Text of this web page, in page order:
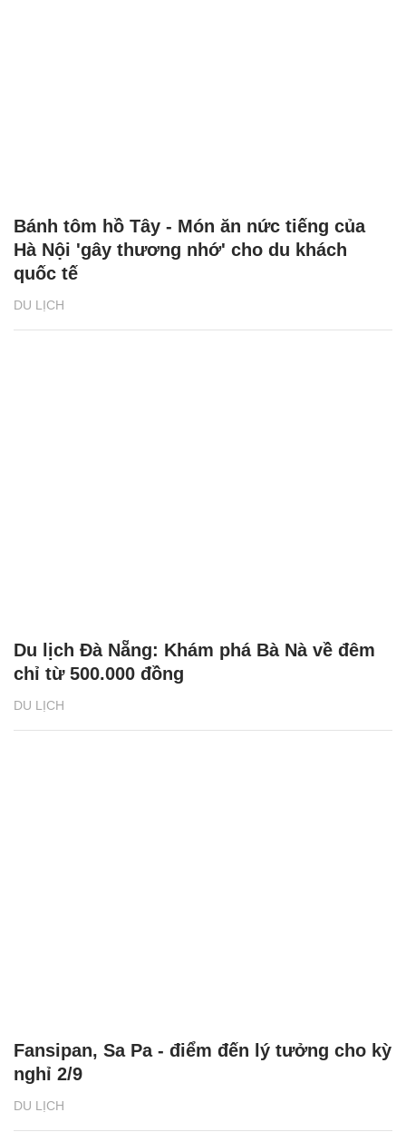
DU LỊCH
Bánh tôm hồ Tây - Món ăn nức tiếng của
Hà Nội 'gây thương nhớ' cho du khách
quốc tế
DU LỊCH
Du lịch Đà Nẵng: Khám phá Bà Nà về đêm
chỉ từ 500.000 đồng
DU LỊCH
Fansipan, Sa Pa - điểm đến lý tưởng cho kỳ
nghỉ 2/9